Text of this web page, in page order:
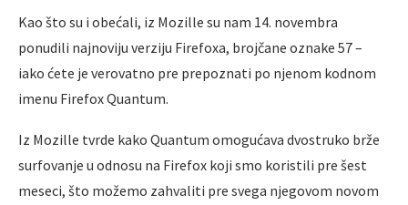
Kao što su i obećali, iz Mozille su nam 14. novembra
ponudili najnoviju verziju Firefoxa, brojčane oznake 57 –
iako ćete je verovatno pre prepoznati po njenom kodnom
imenu Firefox Quantum.
Iz Mozille tvrde kako Quantum omogućava dvostruko brže
surfovanje u odnosu na Firefox koji smo koristili pre šest
meseci, što možemo zahvaliti pre svega njegovom novom